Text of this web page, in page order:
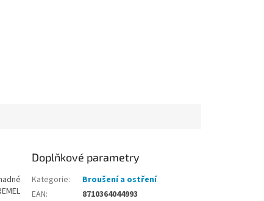
Doplňkové parametry
Kategorie:
Broušení a ostření
EAN: 8710364044993